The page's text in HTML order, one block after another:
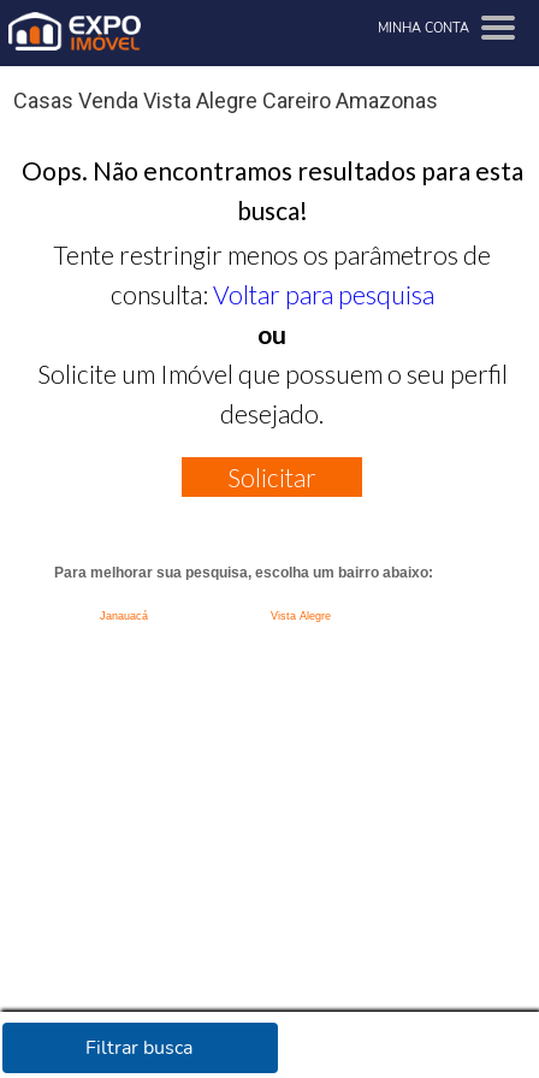
MINHA CONTA
Filtrar busca
Casas Venda Vista Alegre Careiro Amazonas
Oops. Não encontramos resultados para esta
busca!
Tente restringir menos os parâmetros de
consulta: Voltar para pesquisa
ou
Solicite um Imóvel que possuem o seu perfil
desejado.
Solicitar
Para melhorar sua pesquisa, escolha um bairro abaixo:
Janauacá Vista Alegre